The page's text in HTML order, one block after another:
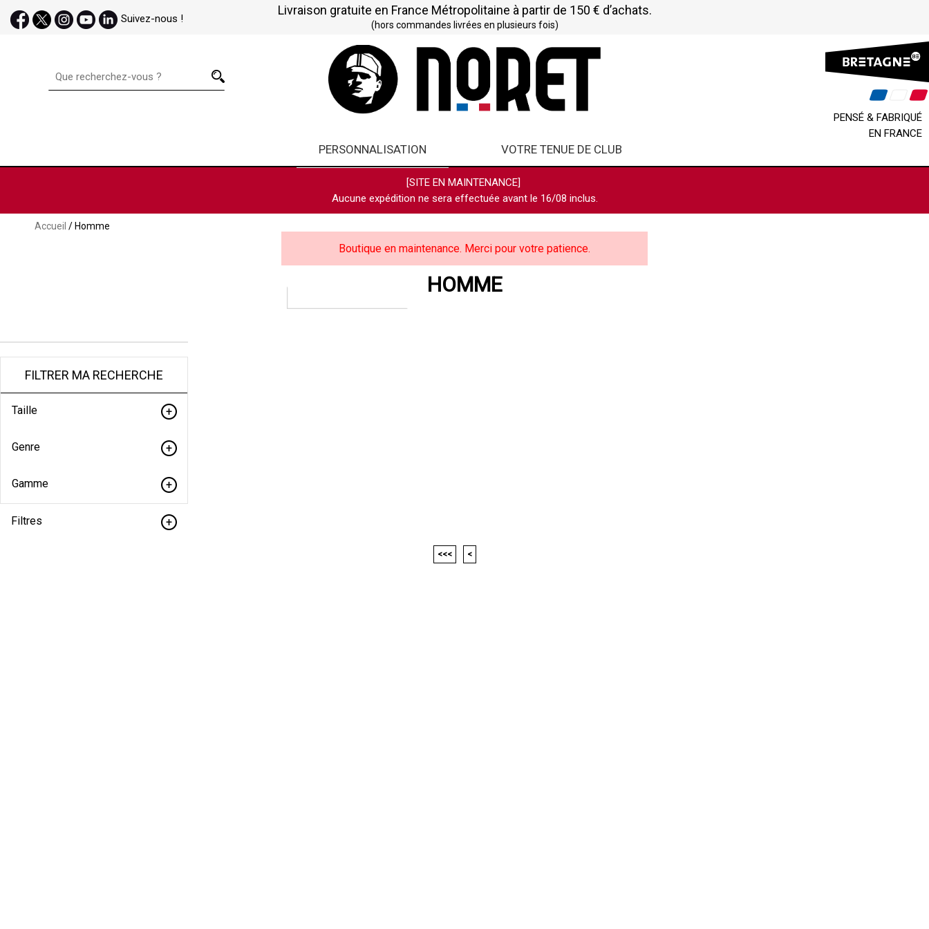
Suivez-nous !
Livraison gratuite en France Métropolitaine à partir de 150 € d’achats.
(hors commandes livrées en plusieurs fois)
PENSÉ & FABRIQUÉ
EN FRANCE
PERSONNALISATION VOTRE TENUE DE CLUB
[SITE EN MAINTENANCE]
Aucune expédition ne sera effectuée avant le 16/08 inclus.
Accueil / Homme
Boutique en maintenance. Merci pour votre patience.
HOMME
FILTRER MA RECHERCHE
Taille
Genre
Gamme
Filtres
<<< <